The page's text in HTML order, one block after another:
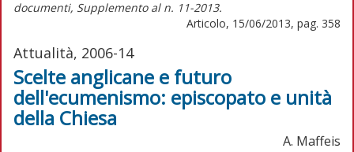
documenti, Supplemento al n. 11-2013.
Articolo, 15/06/2013, pag. 358
Attualità, 2006-14
Scelte anglicane e futuro
dell'ecumenismo: episcopato e unità
della Chiesa
A. Maffeis